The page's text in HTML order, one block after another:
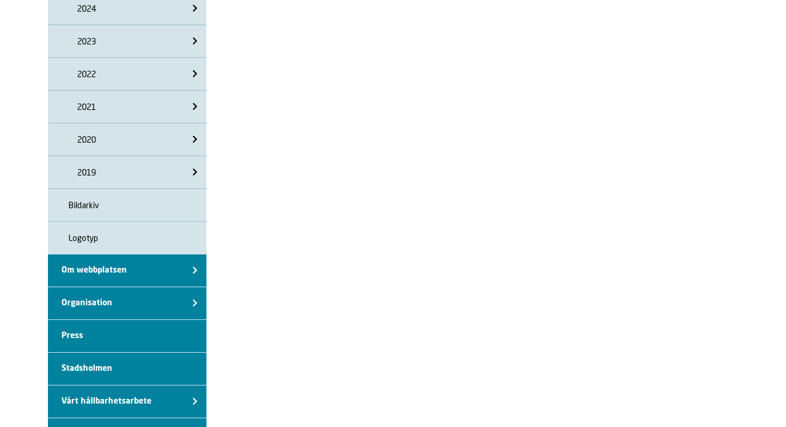
2024
2023
2022
2021
2020
2019
Bildarkiv
Logotyp
Om webbplatsen
Organisation
Press
Stadsholmen
Vårt hållbarhetsarbete